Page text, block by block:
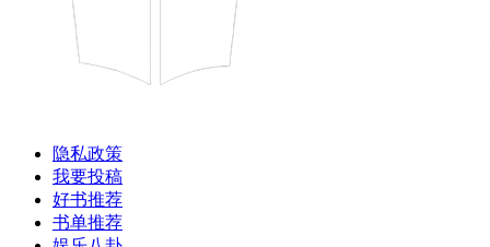
隐私政策
我要投稿
好书推荐
书单推荐